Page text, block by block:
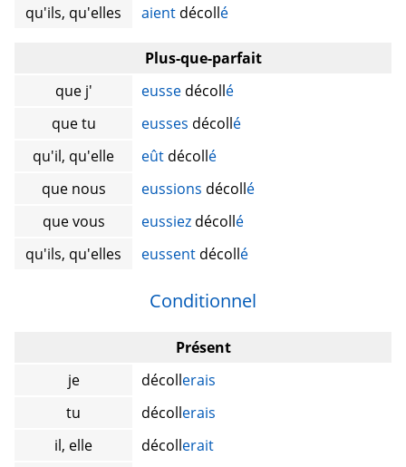
qu'ils, qu'elles
aient décollé
Plus-que-parfait
que j'
eusse décollé
que tu
eusses décollé
qu'il, qu'elle
eût décollé
que nous
eussions décollé
que vous
eussiez décollé
qu'ils, qu'elles
eussent décollé
Conditionnel
Présent
je
décollerais
tu
décollerais
il, elle
décollerait